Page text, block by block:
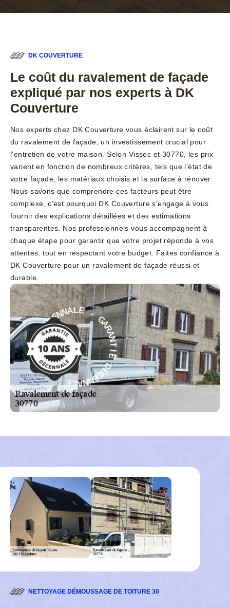
DK COUVERTURE
Le coût du ravalement de façade
expliqué par nos experts à DK
Couverture
Nos experts chez DK Couverture vous éclairent sur le coût
du ravalement de façade, un investissement crucial pour
l'entretien de votre maison. Selon Vissec et 30770, les prix
varient en fonction de nombreux critères, tels que l'état de
votre façade, les matériaux choisis et la surface à rénover.
Nous savons que comprendre ces facteurs peut être
complexe, c'est pourquoi DK Couverture s'engage à vous
fournir des explications détaillées et des estimations
transparentes. Nos professionnels vous accompagnent à
chaque étape pour garantir que votre projet réponde à vos
attentes, tout en respectant votre budget. Faites confiance à
DK Couverture pour un ravalement de façade réussi et
durable.
G
A
R
A
N
T
I
E
D
É
C
E
N
N
ALE - GARAN
T
I
E
D
É
C
E
N
N
A
L
E
-
NETTOYAGE DÉMOUSSAGE DE TOITURE 30